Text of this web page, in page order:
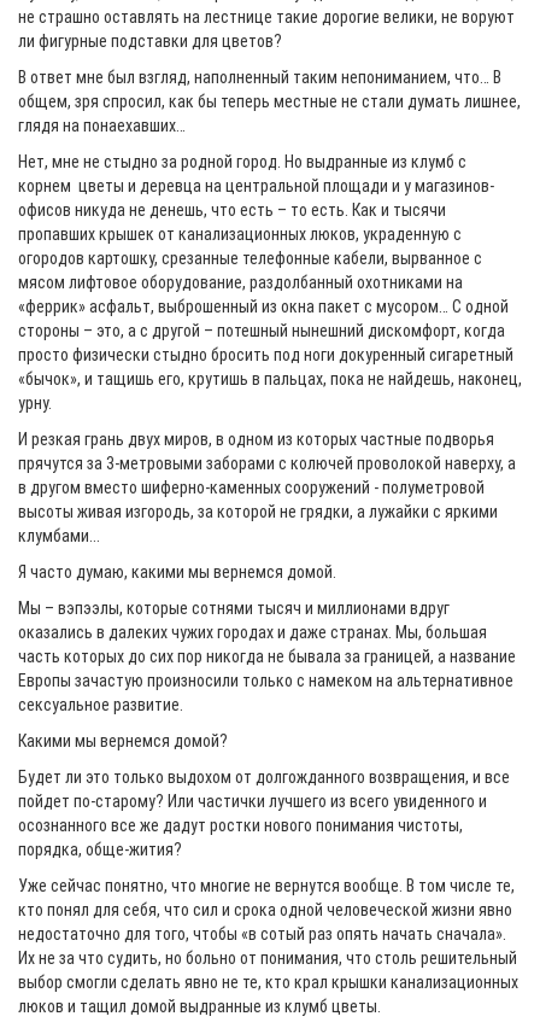
не страшно оставлять на лестнице такие дорогие велики, не воруют
ли фигурные подставки для цветов?
В ответ мне был взгляд, наполненный таким непониманием, что… В
общем, зря спросил, как бы теперь местные не стали думать лишнее,
глядя на понаехавших…
Нет, мне не стыдно за родной город. Но выдранные из клумб с
корнем цветы и деревца на центральной площади и у магазинов-
офисов никуда не денешь, что есть – то есть. Как и тысячи
пропавших крышек от канализационных люков, украденную с
огородов картошку, срезанные телефонные кабели, вырванное с
мясом лифтовое оборудование, раздолбанный охотниками на
«феррик» асфальт, выброшенный из окна пакет с мусором… С одной
стороны – это, а с другой – потешный нынешний дискомфорт, когда
просто физически стыдно бросить под ноги докуренный сигаретный
«бычок», и тащишь его, крутишь в пальцах, пока не найдешь, наконец,
урну.
И резкая грань двух миров, в одном из которых частные подворья
прячутся за 3-метровыми заборами с колючей проволокой наверху, а
в другом вместо шиферно-каменных сооружений - полуметровой
высоты живая изгородь, за которой не грядки, а лужайки с яркими
клумбами...
Я часто думаю, какими мы вернемся домой.
Мы – вэпээлы, которые сотнями тысяч и миллионами вдруг
оказались в далеких чужих городах и даже странах. Мы, большая
часть которых до сих пор никогда не бывала за границей, а название
Европы зачастую произносили только с намеком на альтернативное
сексуальное развитие.
Какими мы вернемся домой?
Будет ли это только выдохом от долгожданного возвращения, и все
пойдет по-старому? Или частички лучшего из всего увиденного и
осознанного все же дадут ростки нового понимания чистоты,
порядка, обще-жития?
Уже сейчас понятно, что многие не вернутся вообще. В том числе те,
кто понял для себя, что сил и срока одной человеческой жизни явно
недостаточно для того, чтобы «в сотый раз опять начать сначала».
Их не за что судить, но больно от понимания, что столь решительный
выбор смогли сделать явно не те, кто крал крышки канализационных
люков и тащил домой выдранные из клумб цветы.